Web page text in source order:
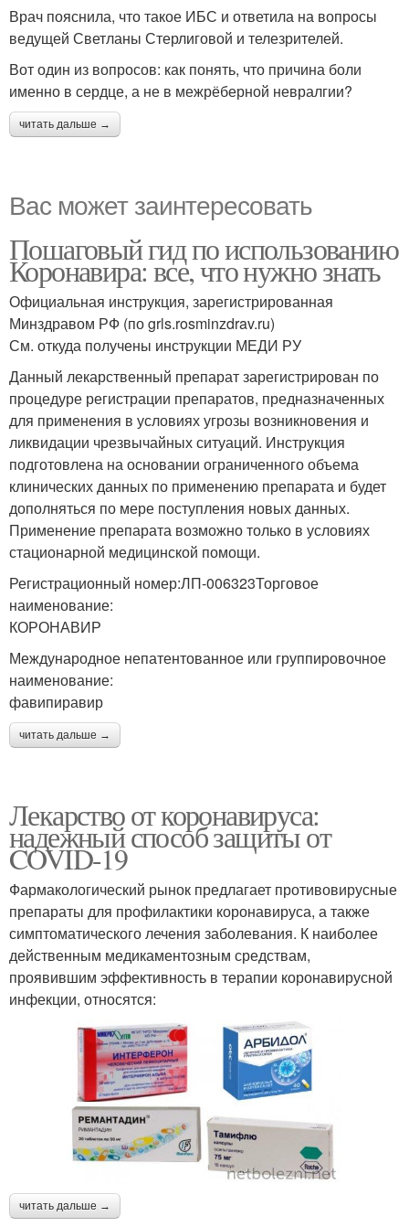
Врач пояснила, что такое ИБС и ответила на вопросы
ведущей Светланы Стерлиговой и телезрителей.
Вот один из вопросов: как понять, что причина боли
именно в сердце, а не в межрёберной невралгии?
читать дальше →
Вас может заинтересовать
Пошаговый гид по использованию
Коронавира: все, что нужно знать
Официальная инструкция, зарегистрированная
Минздравом РФ (по grls.rosminzdrav.ru)
См. откуда получены инструкции МЕДИ РУ
Данный лекарственный препарат зарегистрирован по
процедуре регистрации препаратов, предназначенных
для применения в условиях угрозы возникновения и
ликвидации чрезвычайных ситуаций. Инструкция
подготовлена на основании ограниченного объема
клинических данных по применению препарата и будет
дополняться по мере поступления новых данных.
Применение препарата возможно только в условиях
стационарной медицинской помощи.
Регистрационный номер:ЛП-006323Торговое
наименование:
КОРОНАВИР
Международное непатентованное или группировочное
наименование:
фавипиравир
читать дальше →
Лекарство от коронавируса:
надежный способ защиты от
COVID-19
Фармакологический рынок предлагает противовирусные
препараты для профилактики коронавируса, а также
симптоматического лечения заболевания. К наиболее
действенным медикаментозным средствам,
проявившим эффективность в терапии коронавирусной
инфекции, относятся:
читать дальше →